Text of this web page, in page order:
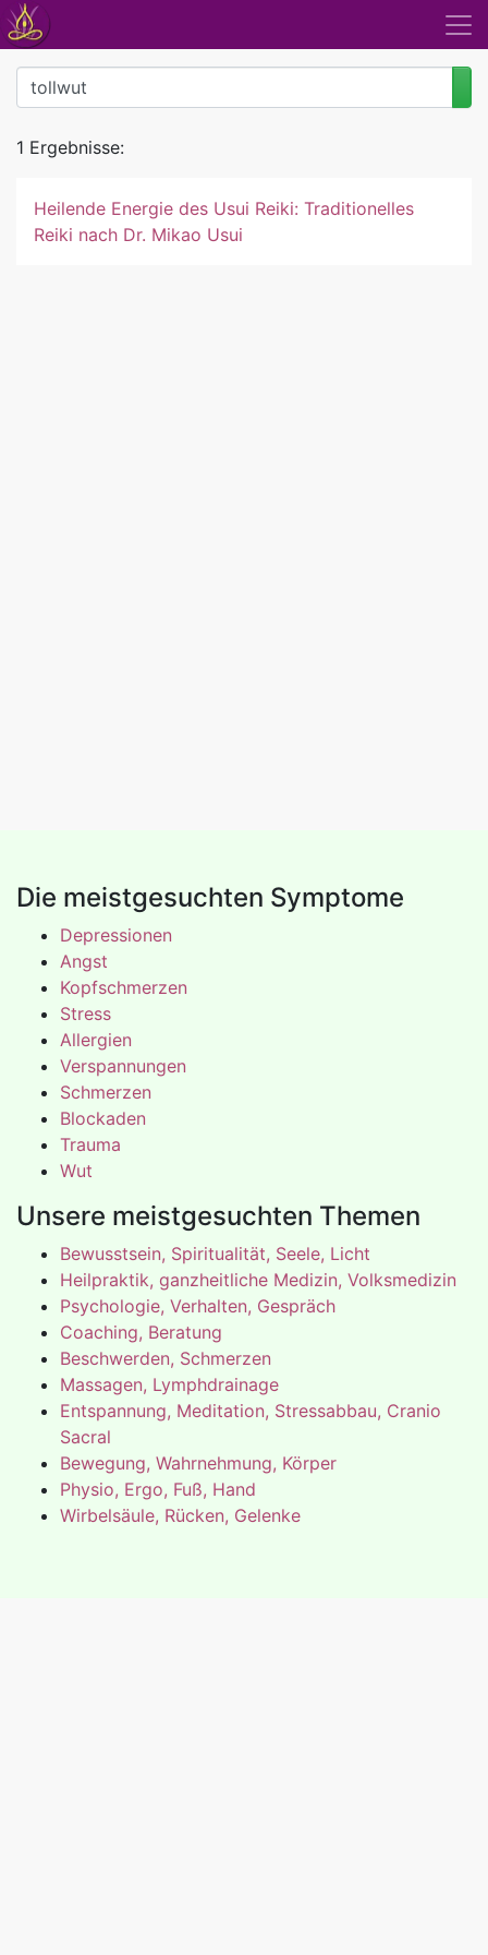
1 Ergebnisse:
Heilende Energie des Usui Reiki: Traditionelles
Reiki nach Dr. Mikao Usui
Die meistgesuchten Symptome
Depressionen
Angst
Kopfschmerzen
Stress
Allergien
Verspannungen
Schmerzen
Blockaden
Trauma
Wut
Unsere meistgesuchten Themen
Bewusstsein, Spiritualität, Seele, Licht
Heilpraktik, ganzheitliche Medizin, Volksmedizin
Psychologie, Verhalten, Gespräch
Coaching, Beratung
Beschwerden, Schmerzen
Massagen, Lymphdrainage
Entspannung, Meditation, Stressabbau, Cranio
Sacral
Bewegung, Wahrnehmung, Körper
Physio, Ergo, Fuß, Hand
Wirbelsäule, Rücken, Gelenke